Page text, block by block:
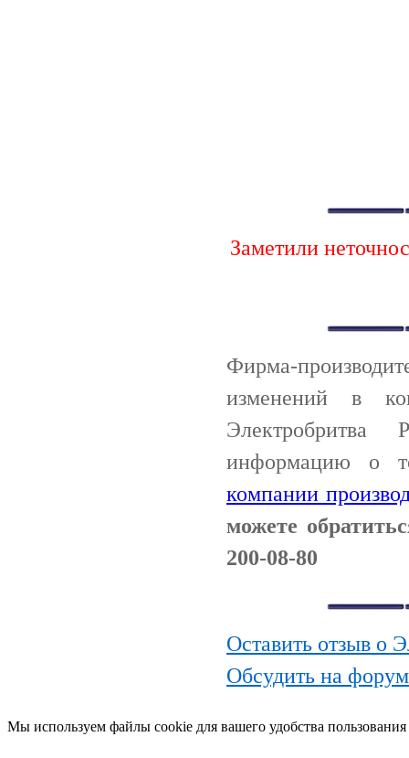
Заметили
Фирма-
изменений в
информацию о
компании
можете
200-08-80
Оставить отзыв о
Обсудить на
Мы используем файлы cookie для вашего удобства